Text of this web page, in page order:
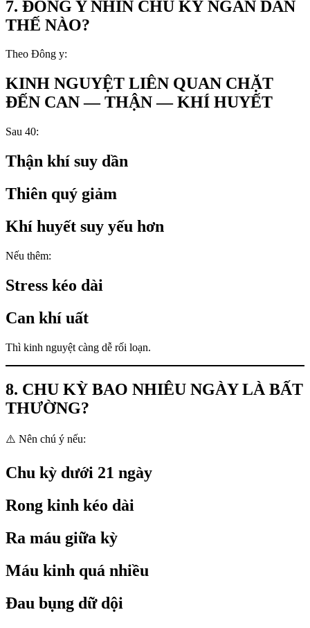
7. ĐÔNG Y NHÌN CHU KỲ NGẮN DẦN
THẾ NÀO?
Theo Đông y:
KINH NGUYỆT LIÊN QUAN CHẶT
ĐẾN CAN — THẬN — KHÍ HUYẾT
Sau 40:
Thận khí suy dần
Thiên quý giảm
Khí huyết suy yếu hơn
Nếu thêm:
Stress kéo dài
Can khí uất
Thì kinh nguyệt càng dễ rối loạn.
8. CHU KỲ BAO NHIÊU NGÀY LÀ BẤT
THƯỜNG?
⚠️ Nên chú ý nếu:
Chu kỳ dưới 21 ngày
Rong kinh kéo dài
Ra máu giữa kỳ
Máu kinh quá nhiều
Đau bụng dữ dội